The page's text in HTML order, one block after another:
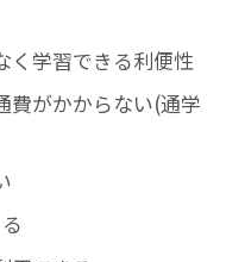
く学習できる利便性
費がかからない(通学